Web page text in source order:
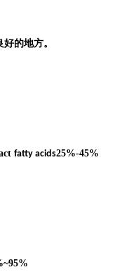
的地方。
fatty acids25%-45%
~95%